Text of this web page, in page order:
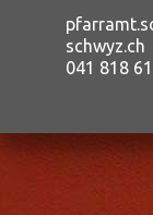
schwyz.ch
041 818